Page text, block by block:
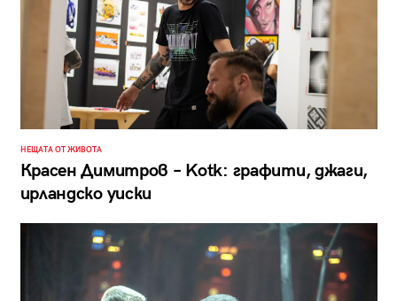
НЕЩАТА ОТ ЖИВОТА
Красен Димитров – Kotk: графити, джаги,
ирландско уиски